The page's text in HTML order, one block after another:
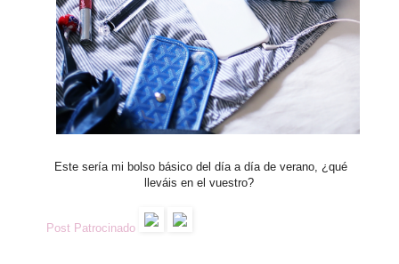
Este sería mi bolso básico del día a día de verano, ¿qué
lleváis en el vuestro?
Post Patrocinado